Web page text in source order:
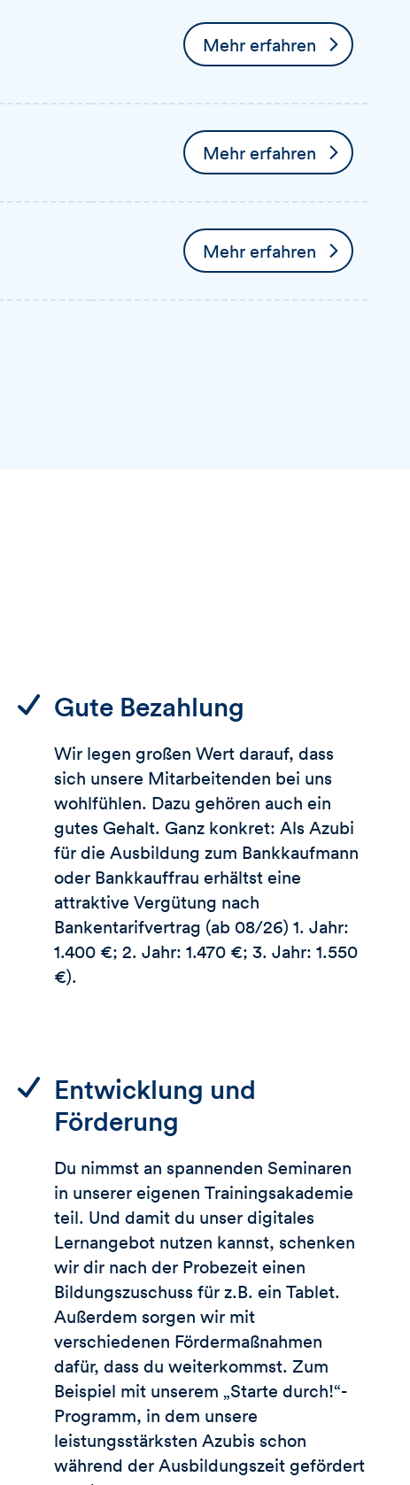
Mehr erfahren
über Ausbildung
Mehr erfahren
über Ausbildung
Mehr erfahren
über Ausbildung
Gute Bezahlung
Wir legen großen Wert darauf, dass
sich unsere Mitarbeitenden bei uns
wohlfühlen. Dazu gehören auch ein
gutes Gehalt. Ganz konkret: Als Azubi
für die Ausbildung zum Bankkaufmann
oder Bankkauffrau erhältst eine
attraktive Vergütung nach
Bankentarifvertrag (ab 08/26) 1. Jahr:
1.400 €; 2. Jahr: 1.470 €; 3. Jahr: 1.550
€).
Entwicklung und
Förderung
Du nimmst an spannenden Seminaren
in unserer eigenen Trainingsakademie
teil. Und damit du unser digitales
Lernangebot nutzen kannst, schenken
wir dir nach der Probezeit einen
Bildungszuschuss für z.B. ein Tablet.
Außerdem sorgen wir mit
verschiedenen Fördermaßnahmen
dafür, dass du weiterkommst. Zum
Beispiel mit unserem „Starte durch!“-
Programm, in dem unsere
leistungsstärksten Azubis schon
während der Ausbildungszeit gefördert